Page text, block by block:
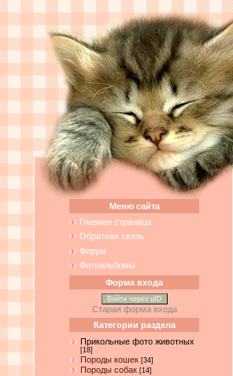
Меню сайта
Главная страница
Обратная связь
Форум
Фотоальбомы
Форма входа
Войти через uID
Старая форма входа
Категории раздела
Прикольные фото животных
[18]
Породы кошек [34]
Породы собак [14]